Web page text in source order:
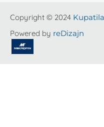
Copyright © 2024 Kupatila
Powered by reDizajn